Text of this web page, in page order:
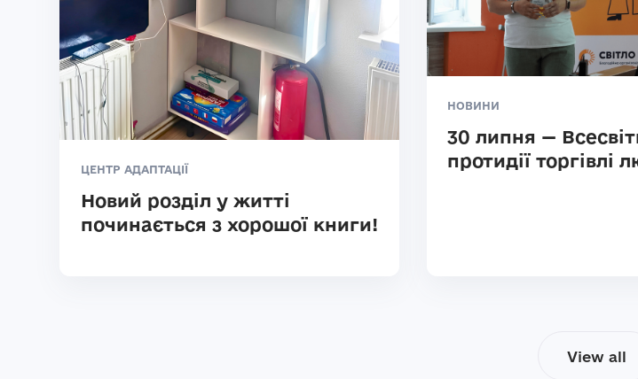
ЦЕНТР АДАПТАЦІЇ
Новий розділ у житті
починається з хорошої книги!
НОВИНИ
30 липня —
протидії торгівлі
View all